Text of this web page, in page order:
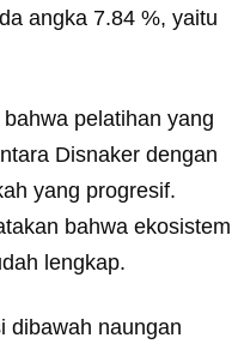
angka 7.84 %, yaitu
pelatihan yang
Disnaker dengan
yang progresif.
bahwa ekosistem
lengkap.
dibawah naungan